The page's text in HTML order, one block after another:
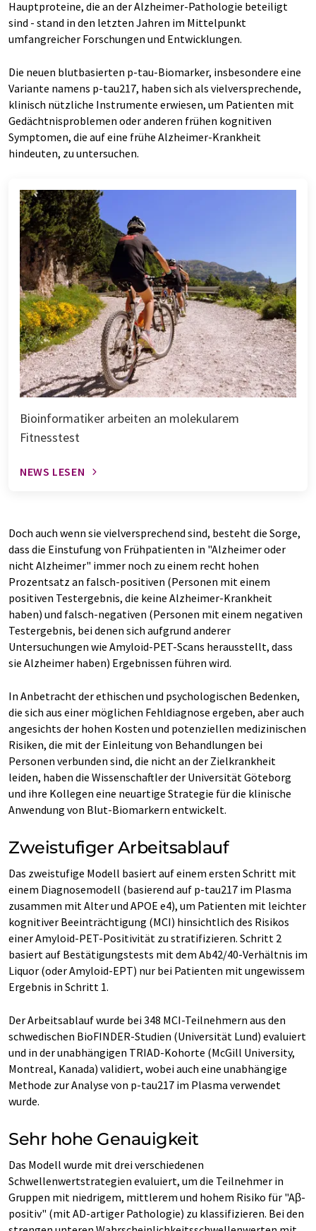
Hauptproteine, die an der Alzheimer-Pathologie beteiligt
sind - stand in den letzten Jahren im Mittelpunkt
umfangreicher Forschungen und Entwicklungen.
Die neuen blutbasierten p-tau-Biomarker, insbesondere eine
Variante namens p-tau217, haben sich als vielversprechende,
klinisch nützliche Instrumente erwiesen, um Patienten mit
Gedächtnisproblemen oder anderen frühen kognitiven
Symptomen, die auf eine frühe Alzheimer-Krankheit
hindeuten, zu untersuchen.
Bioinformatiker arbeiten an molekularem
Fitnesstest
NEWS LESEN
Doch auch wenn sie vielversprechend sind, besteht die Sorge,
dass die Einstufung von Frühpatienten in "Alzheimer oder
nicht Alzheimer" immer noch zu einem recht hohen
Prozentsatz an falsch-positiven (Personen mit einem
positiven Testergebnis, die keine Alzheimer-Krankheit
haben) und falsch-negativen (Personen mit einem negativen
Testergebnis, bei denen sich aufgrund anderer
Untersuchungen wie Amyloid-PET-Scans herausstellt, dass
sie Alzheimer haben) Ergebnissen führen wird.
In Anbetracht der ethischen und psychologischen Bedenken,
die sich aus einer möglichen Fehldiagnose ergeben, aber auch
angesichts der hohen Kosten und potenziellen medizinischen
Risiken, die mit der Einleitung von Behandlungen bei
Personen verbunden sind, die nicht an der Zielkrankheit
leiden, haben die Wissenschaftler der Universität Göteborg
und ihre Kollegen eine neuartige Strategie für die klinische
Anwendung von Blut-Biomarkern entwickelt.
Zweistufiger Arbeitsablauf
Das zweistufige Modell basiert auf einem ersten Schritt mit
einem Diagnosemodell (basierend auf p-tau217 im Plasma
zusammen mit Alter und APOE e4), um Patienten mit leichter
kognitiver Beeinträchtigung (MCI) hinsichtlich des Risikos
einer Amyloid-PET-Positivität zu stratifizieren. Schritt 2
basiert auf Bestätigungstests mit dem Ab42/40-Verhältnis im
Liquor (oder Amyloid-EPT) nur bei Patienten mit ungewissem
Ergebnis in Schritt 1.
Der Arbeitsablauf wurde bei 348 MCI-Teilnehmern aus den
schwedischen BioFINDER-Studien (Universität Lund) evaluiert
und in der unabhängigen TRIAD-Kohorte (McGill University,
Montreal, Kanada) validiert, wobei auch eine unabhängige
Methode zur Analyse von p-tau217 im Plasma verwendet
wurde.
Sehr hohe Genauigkeit
Das Modell wurde mit drei verschiedenen
Schwellenwertstrategien evaluiert, um die Teilnehmer in
Gruppen mit niedrigem, mittlerem und hohem Risiko für "Aβ-
positiv" (mit AD-artiger Pathologie) zu klassifizieren. Bei den